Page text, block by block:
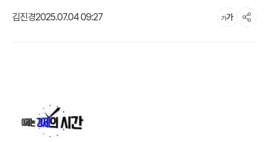
김진경2025.07.04 09:27